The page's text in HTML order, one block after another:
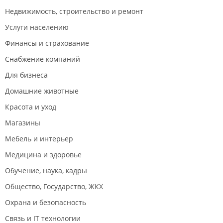
Развлечения.
До моря от домиков идти по пыльной грунтовке
коляской, то не особо удобно, так как спуск и подъем
не особо доставляют комфорт.
Деревенский пляж довольно грязный. Стекло,
камнями. Есть водоросли. Купаться можно. Рядом
есть прокат сапов и лодок. Покатушки на банане,
рыбалка.
Бухта Табунная просто грязь, запустили ужасно. В
особо в песок лезть не стоит.
Магазины. Они недалеко. Идти в горку очень
Хлеб к примеру надо успеть купить иначе ждать
когда привезут снова. Так же сигареты и разливное
пиво. Овощи так же не всегда в хорошем состоянии.
Недвижимость, строительство и ремонт
Услуги населению
Финансы и страхование
Снабжение компаний
Для бизнеса
Домашние животные
Красота и уход
Магазины
Мебель и интерьер
Медицина и здоровье
Обучение, наука, кадры
Общество, Государство, ЖКХ
Охрана и безопасность
Связь и IT технологии